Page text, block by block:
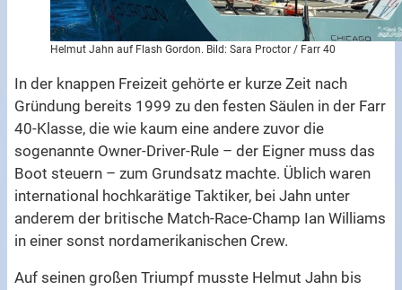
Helmut Jahn auf Flash Gordon. Bild: Sara Proctor / Farr 40
In der knappen Freizeit gehörte er kurze Zeit nach
Gründung bereits 1999 zu den festen Säulen in der Farr
40-Klasse, die wie kaum eine andere zuvor die
sogenannte Owner-Driver-Rule – der Eigner muss das
Boot steuern – zum Grundsatz machte. Üblich waren
international hochkarätige Taktiker, bei Jahn unter
anderem der britische Match-Race-Champ Ian Williams
in einer sonst nordamerikanischen Crew.
Auf seinen großen Triumpf musste Helmut Jahn bis